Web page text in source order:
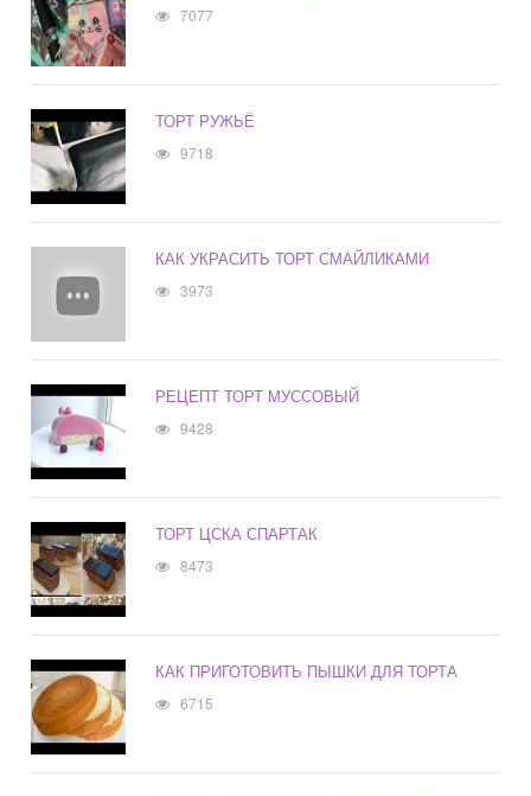
7077
ТОРТ РУЖЬЁ
9718
КАК УКРАСИТЬ ТОРТ СМАЙЛИКАМИ
3973
РЕЦЕПТ ТОРТ МУССОВЫЙ
9428
ТОРТ ЦСКА СПАРТАК
8473
КАК ПРИГОТОВИТЬ ПЫШКИ ДЛЯ ТОРТА
6715